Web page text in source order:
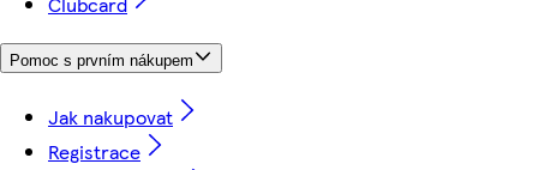
Pomoc s prvním nákupem
Jak nakupovat
Registrace